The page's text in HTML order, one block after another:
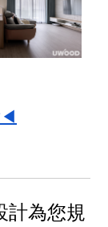
◀
計為您規